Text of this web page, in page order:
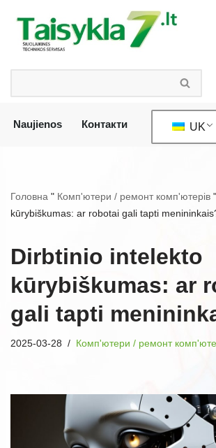
Перейти
змісту
Naujienos Контакти UK
Головна " Комп'ютери / ремонт комп'ютерів "
kūrybiškumas: ar robotai gali tapti
Dirbtinio intelekto
kūrybiškumas: ar
gali tapti
2025-03-28 Комп'ютери / ремонт